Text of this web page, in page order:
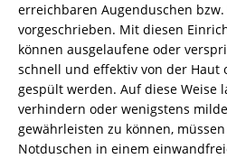
erreichbaren Augenduschen
vorgeschrieben. Mit diesen
können ausgelaufene oder
schnell und effektiv von der Haut
gespült werden. Auf diese Weise
verhindern oder wenigstens
gewährleisten zu können,
Notduschen in einem